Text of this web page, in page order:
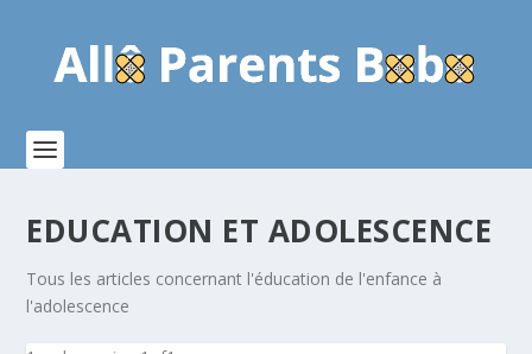
EDUCATION ET ADOLESCENCE
Tous les articles concernant l'éducation de l'enfance à
l'adolescence